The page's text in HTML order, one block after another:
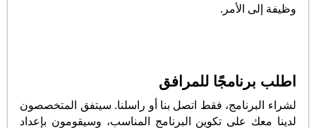
وظيفة إلى الأمر.
اطلب برنامجًا للمرافق
لشراء البرنامج، فقط اتصل بنا أو راسلنا. سيتفق المتخصصون
لدينا معك على تكوين البرنامج المناسب، وسيقومون بإعداد